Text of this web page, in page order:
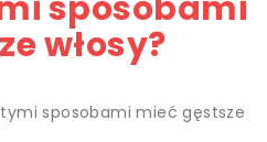
włosy?
sposobami mieć gęstsze